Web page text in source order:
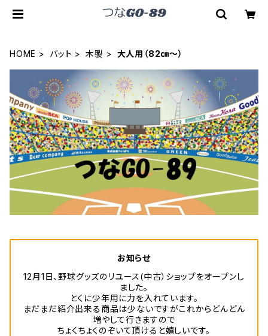
HOME バット 木製 大人用（82㎝～）
お知らせ
12月1日、野球グッズのリユース(中古）ショップをオープンし
ました。
とくに少年用に力を入れています。
まだまだ紹介出来る商品は少ないですがこれからどんどん
増やして行きますので
ちょくちょくのぞいて頂けると嬉しいです。